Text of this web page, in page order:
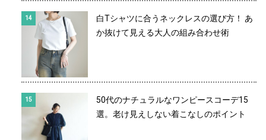
白Tシャツに合うネックレスの選び方！ あ
か抜けて見える大人の組み合わせ術
50代のナチュラルなワンピースコーデ15
選。老け見えしない着こなしのポイント